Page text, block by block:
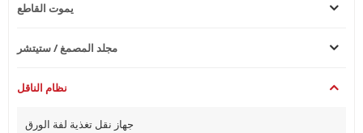
يموت القاطع
مجلد المصمغ / ستيتشر
نظام الناقل
جهاز نقل تغذية لفة الورق